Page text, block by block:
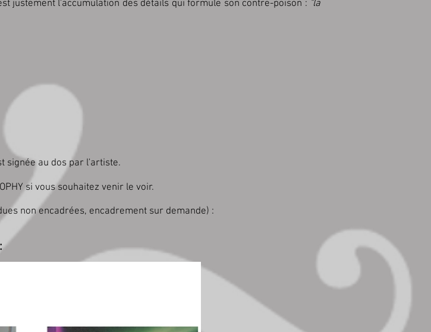
justement l'accumulation des détails qui formule son contre-poison : "la
signée au dos par l'artiste.
si vous souhaitez venir le voir.
non encadrées, encadrement sur demande) :